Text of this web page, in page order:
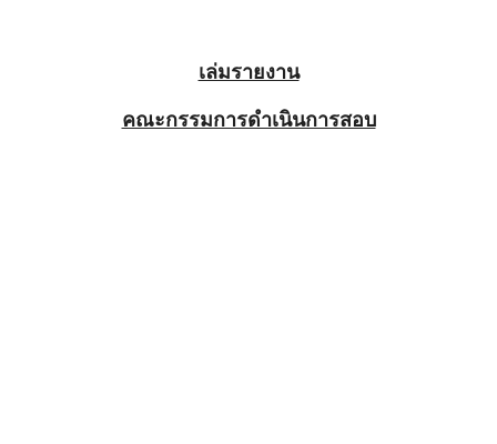
เล่มรายงาน
คณะกรรมการดำเนินการสอบ